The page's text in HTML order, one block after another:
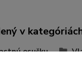
v
osušku